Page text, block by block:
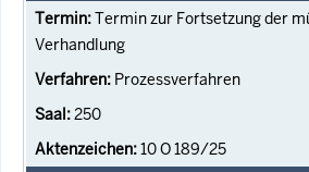
Termin zur Fortsetzung der
Verhandlung
Prozessverfahren
250
10 O 189/25